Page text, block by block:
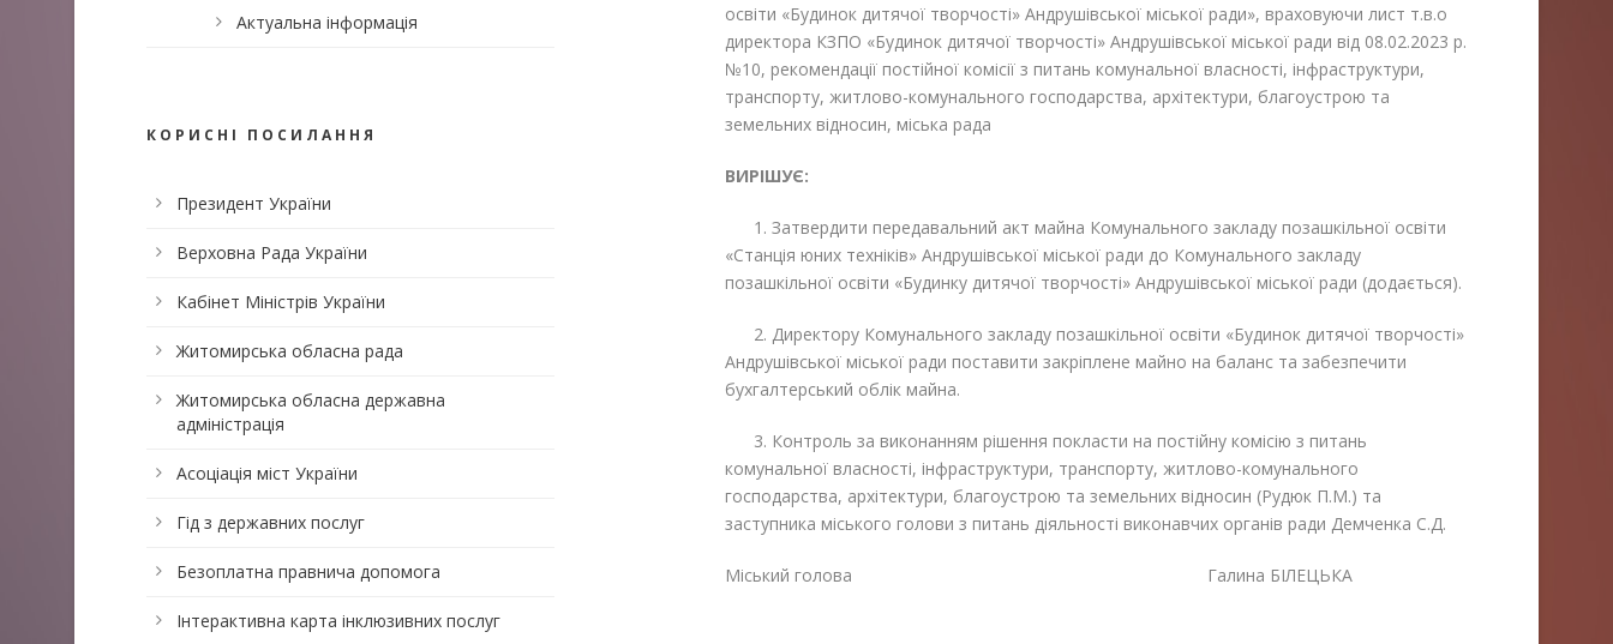
освіти «Будинок дитячої творчості» Андрушівської міської ради», враховуючи лист т.в.о
директора КЗПО «Будинок дитячої творчості» Андрушівської міської ради від 08.02.2023 р.
№10, рекомендації постійної комісії з питань комунальної власності, інфраструктури,
транспорту, житлово-комунального господарства, архітектури, благоустрою та
земельних відносин, міська рада
ВИРІШУЄ:
1. Затвердити передавальний акт майна Комунального закладу позашкільної освіти
«Станція юних техніків» Андрушівської міської ради до Комунального закладу
позашкільної освіти «Будинку дитячої творчості» Андрушівської міської ради (додається).
2. Директору Комунального закладу позашкільної освіти «Будинок дитячої творчості»
Андрушівської міської ради поставити закріплене майно на баланс та забезпечити
бухгалтерський облік майна.
3. Контроль за виконанням рішення покласти на постійну комісію з питань
комунальної власності, інфраструктури, транспорту, житлово-комунального
господарства, архітектури, благоустрою та земельних відносин (Рудюк П.М.) та
заступника міського голови з питань діяльності виконавчих органів ради Демченка С.Д.
Міський голова Галина БІЛЕЦЬКА
Актуальна інформація
КОРИСНІ ПОСИЛАННЯ
Президент України
Верховна Рада України
Кабінет Міністрів України
Житомирська обласна рада
Житомирська обласна державна
адміністрація
Асоціація міст України
Гід з державних послуг
Безоплатна правнича допомога
Інтерактивна карта інклюзивних послуг